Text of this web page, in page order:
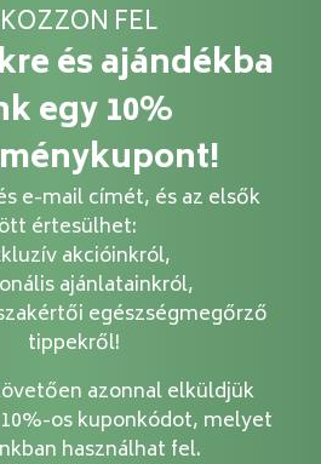
FEL
és ajándékba
egy 10%
e-mail címét, és az elsők
értesülhet:
akcióinkról,
ajánlatainkról,
egészségmegőrző
tippekről!
azonnal elküldjük
os kuponkódot, melyet
használhat fel.